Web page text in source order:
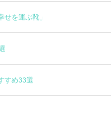
を運ぶ靴」
すめ33選